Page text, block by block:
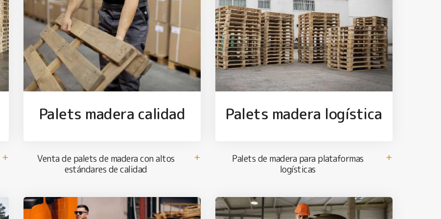
Palets madera calidad
Venta de palets de madera con altos
estándares de calidad
Palets madera logística
Palets de madera para plataformas
logísticas